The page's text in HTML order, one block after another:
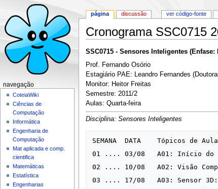
Cronograma SSC0715
SSC0715 - Sensores Inteligentes (Enfase:
Prof. Fernando Osório
Estagiário PAE: Leandro Fernandes
Monitor: Heitor Freitas
Semestre: 2011/2
Aulas: Quarta-feira
Disciplina: Sensores Inteligentes
SEMANA  DATA    Tópicos de Aula
01 ....	03/08	A01: Início do Semestre 2011/2. Apresentação da disciplina: Programa, Cronograma, Avaliações.
02 ....	10/08   A02: Visão Computacional: Uso do OpenCV (Bitmap)
03 ....	17/08   A03: Sensor 3D: Uso do Laser (Nuvem de Pontos)
página discussão ver código-fonte
navegação
CoteiaWiki
Ciências de
Computação
Informática
Engenharia de
Computação
Mat aplicada e comp.
cientifica
Matemáticas
Estatística
Engenharias